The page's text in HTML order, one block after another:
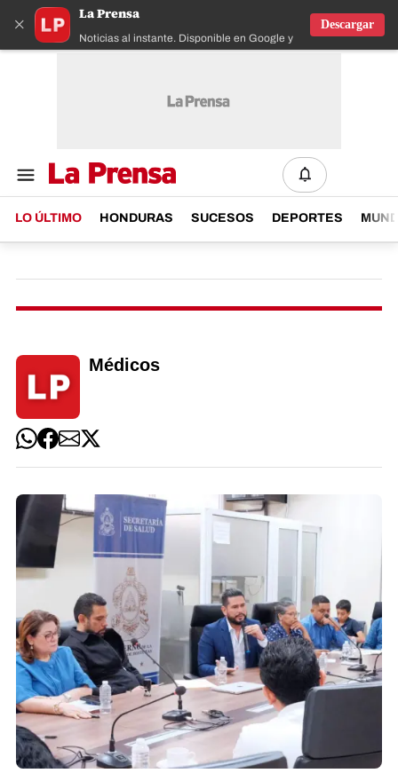
×
La Prensa
Noticias al instante. Disponible en Google y IOS
Descargar
LO ÚLTIMO HONDURAS SUCESOS DEPORTES
Médicos